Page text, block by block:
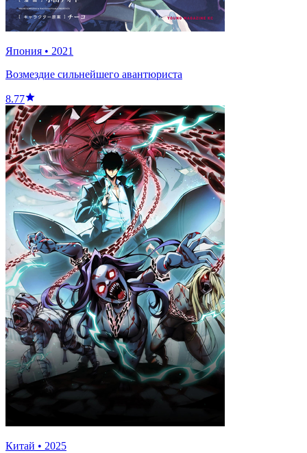
Япония • 2021
Возмездие сильнейшего авантюриста
8.77
Китай • 2025